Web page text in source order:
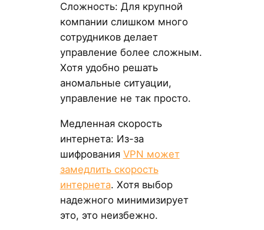
Сложность: Для крупной
компании слишком много
сотрудников делает
управление более сложным.
Хотя удобно решать
аномальные ситуации,
управление не так просто.
Медленная скорость
интернета: Из-за
шифрования VPN может
замедлить скорость
интернета. Хотя выбор
надежного минимизирует
это, это неизбежно.